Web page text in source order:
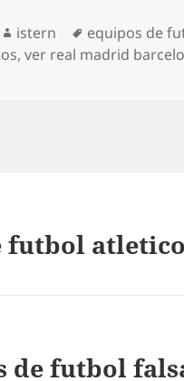
Autor
istern Etiquetas
equipos de
,ver real madrid
futbol
de futbol